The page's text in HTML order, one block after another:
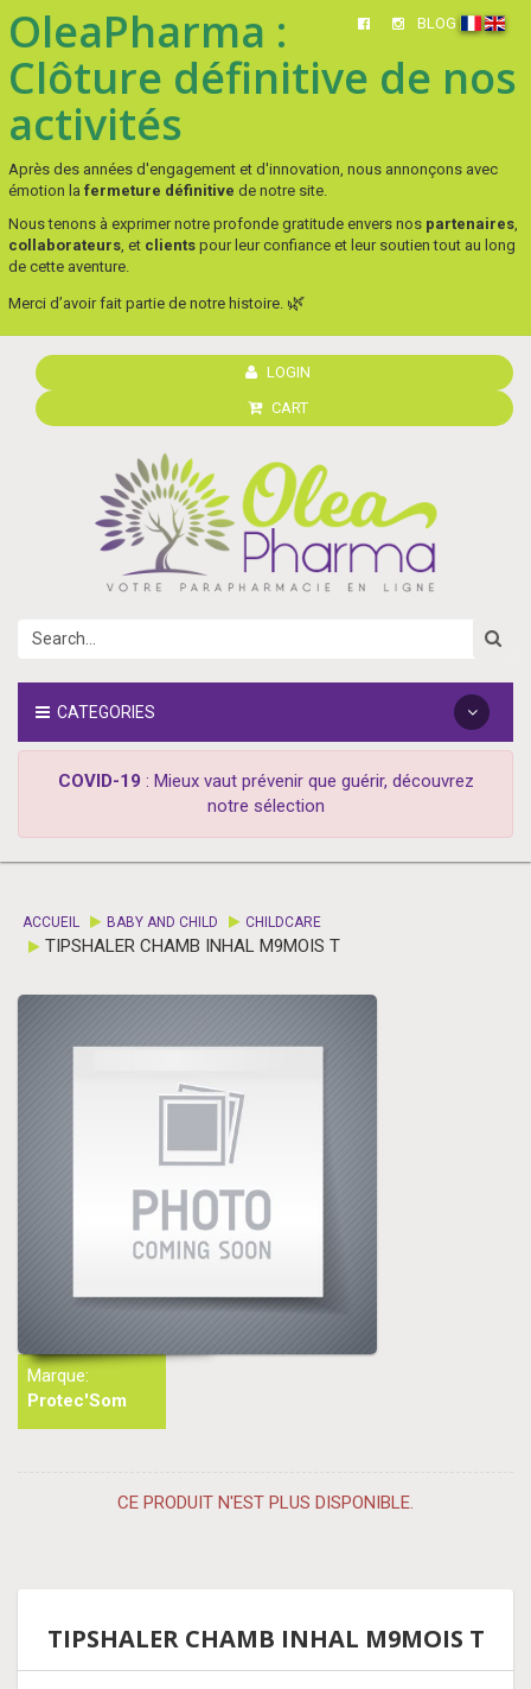
BLOG
OleaPharma :
Clôture définitive de nos
activités
Après des années d'engagement et d'innovation, nous annonçons avec
émotion la fermeture définitive de notre site.
Nous tenons à exprimer notre profonde gratitude envers nos partenaires,
collaborateurs, et clients pour leur confiance et leur soutien tout au long
de cette aventure.
Merci d’avoir fait partie de notre histoire. 🌿
LOGIN
CART
CATEGORIES
COVID-19 : Mieux vaut prévenir que guérir, découvrez
notre sélection
ACCUEIL BABY AND CHILD CHILDCARE
TIPSHALER CHAMB INHAL M9MOIS T
Marque:
Protec'Som
CE PRODUIT N'EST PLUS DISPONIBLE.
TIPSHALER CHAMB INHAL M9MOIS T